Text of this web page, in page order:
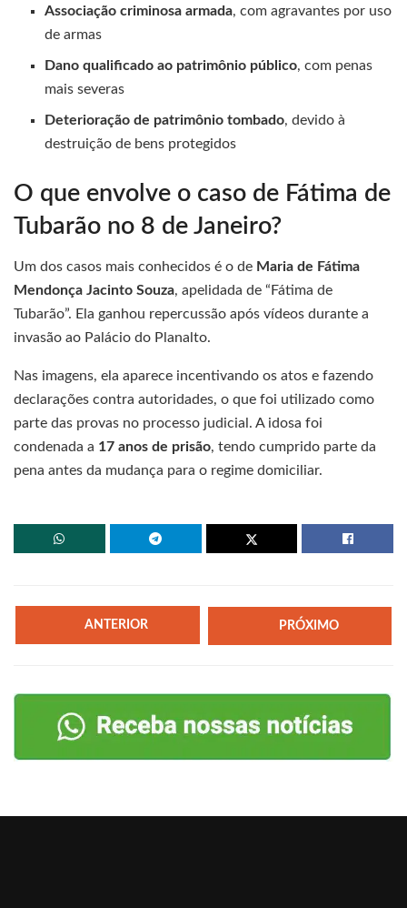
Associação criminosa armada, com agravantes por uso
de armas
Dano qualificado ao patrimônio público, com penas
mais severas
Deterioração de patrimônio tombado, devido à
destruição de bens protegidos
O que envolve o caso de Fátima de
Tubarão no 8 de Janeiro?
Um dos casos mais conhecidos é o de Maria de Fátima
Mendonça Jacinto Souza, apelidada de “Fátima de
Tubarão”. Ela ganhou repercussão após vídeos durante a
invasão ao Palácio do Planalto.
Nas imagens, ela aparece incentivando os atos e fazendo
declarações contra autoridades, o que foi utilizado como
parte das provas no processo judicial. A idosa foi
condenada a 17 anos de prisão, tendo cumprido parte da
pena antes da mudança para o regime domiciliar.
ANTERIOR PRÓXIMO